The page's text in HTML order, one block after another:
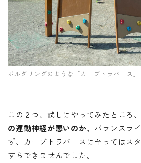
ボルダリングのような「カーブトラバース」
この２つ、試しにやってみたところ
の運動神経が悪いのか、 バランスラ
ず、カーブトラバースに至ってはス
すらできませんでした。